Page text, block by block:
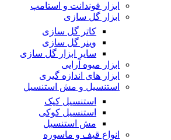
ابزار فوندانت و استامپ
ابزار گل سازی
کاتر گل سازی
وینر گل سازی
سایر ابزار گل سازی
ابزار میوه آرایی
ابزار های اندازه گیری
استنسیل و مش استنسیل
استنسیل کیک
استنسیل کوکی
مش استنسیل
انواع قیف و ماسوره